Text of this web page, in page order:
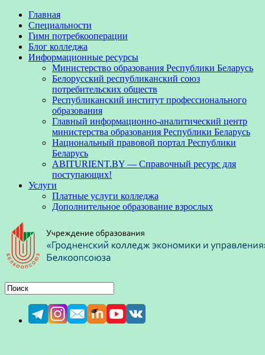
Главная
Специальности
Гимн потребкооперации
Блог колледжа
Информационные ресурсы
Министерство образования Республики Беларусь
Белорусский республиканский союз
потребительских обществ
Республиканский институт профессионального
образования
Главный информационно-аналитический центр
министерства образования Республики Беларусь
Национальный правовой портал Республики
Беларусь
ABITURIENT.BY — Справочный ресурс для
поступающих!
Услуги
Платные услуги колледжа
Дополнительное образование взрослых